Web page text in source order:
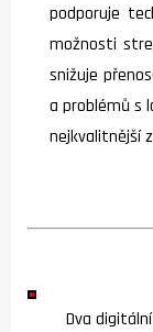
podporuje
možnosti
snižuje
a problémů s
nejkvalitnější
Dva